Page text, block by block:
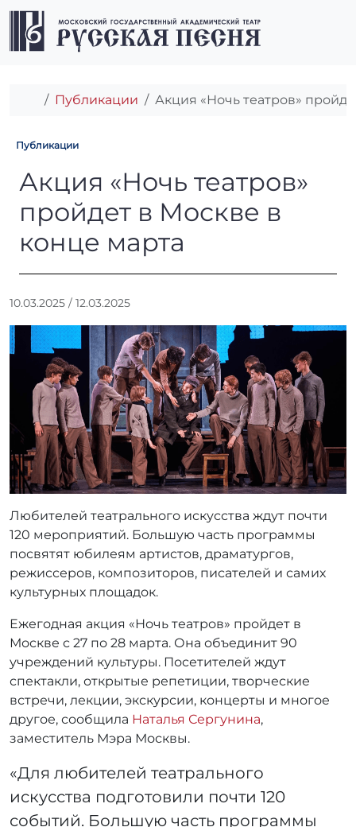
Перейти к содержимому
Перейти к футеру
Главная
Публикации Акция «Ночь театров»
Публикации
Акция «Ночь театров»
Акция «Ночь театров»
пройдет в Москве в
конце марта
10.03.2025 / 12.03.2025
т
о
р
:
r
r
_
a
d
m
n
Любителей театрального искусства ждут почти
120 мероприятий. Большую часть программы
посвятят юбилеям артистов, драматургов,
режиссеров, композиторов, писателей и самих
культурных площадок.
Ежегодная акция «Ночь театров» пройдет в
Москве с 27 по 28 марта. Она объединит 90
учреждений культуры. Посетителей ждут
спектакли, открытые репетиции, творческие
встречи, лекции, экскурсии, концерты и многое
другое, сообщила Наталья Сергунина,
заместитель Мэра Москвы.
«Для любителей театрального
искусства подготовили почти 120
событий. Большую часть программы